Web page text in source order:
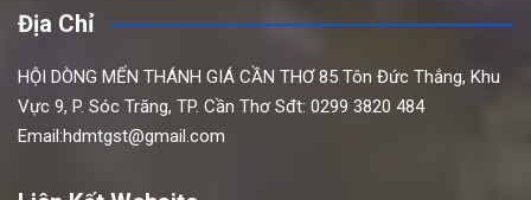
Địa Chỉ
HỘI DÒNG MẾN THÁNH GIÁ CẦN THƠ 85 Tôn Đức Thắng, Khu
Vực 9, P. Sóc Trăng, TP. Cần Thơ Sđt: 0299 3820 484
Email:hdmtgst@gmail.com